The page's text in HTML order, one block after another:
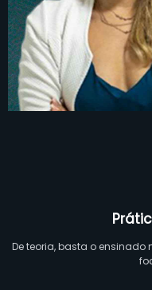
De teoria, basta o